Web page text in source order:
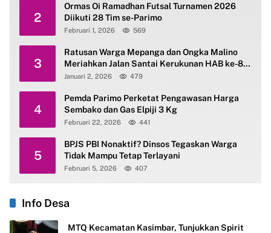
2
Ormas Oi Ramadhan Futsal Turnamen 2026
Diikuti 28 Tim se-Parimo
Februari 1, 2026 569
3
Ratusan Warga Mepanga dan Ongka Malino
Meriahkan Jalan Santai Kerukunan HAB ke-80
Kemenag Parimo
Januari 2, 2026 479
4
Pemda Parimo Perketat Pengawasan Harga
Sembako dan Gas Elpiji 3 Kg
Februari 22, 2026 441
5
BPJS PBI Nonaktif? Dinsos Tegaskan Warga
Tidak Mampu Tetap Terlayani
Februari 5, 2026 407
Info Desa
MTQ Kecamatan Kasimbar, Tunjukkan Spirit